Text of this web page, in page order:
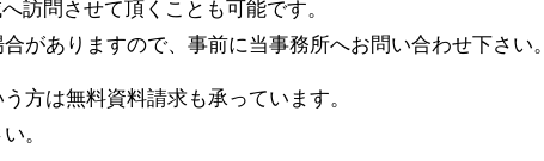
訪問させて頂くことも可能です。
がありますので、事前に当事務所へお問い合わせ下さい。
方は無料資料請求も承っています。
。